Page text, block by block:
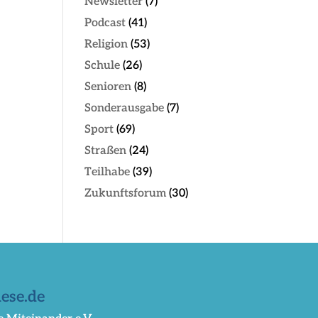
Podcast (41)
Religion (53)
Schule (26)
Senioren (8)
Sonderausgabe (7)
Sport (69)
Straßen (24)
Teilhabe (39)
Zukunftsforum (30)